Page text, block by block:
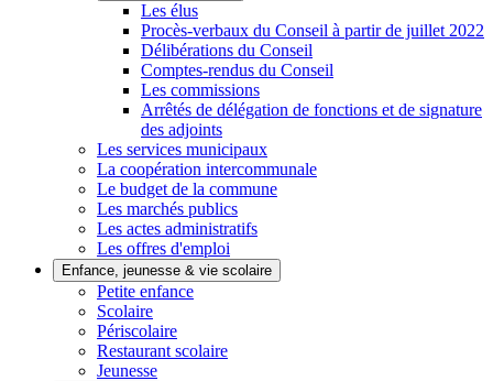
Les élus
Procès-verbaux du Conseil à partir de juillet 2022
Délibérations du Conseil
Comptes-rendus du Conseil
Les commissions
Arrêtés de délégation de fonctions et de signature
des adjoints
Les services municipaux
La coopération intercommunale
Le budget de la commune
Les marchés publics
Les actes administratifs
Les offres d'emploi
Enfance, jeunesse & vie scolaire
Petite enfance
Scolaire
Périscolaire
Restaurant scolaire
Jeunesse